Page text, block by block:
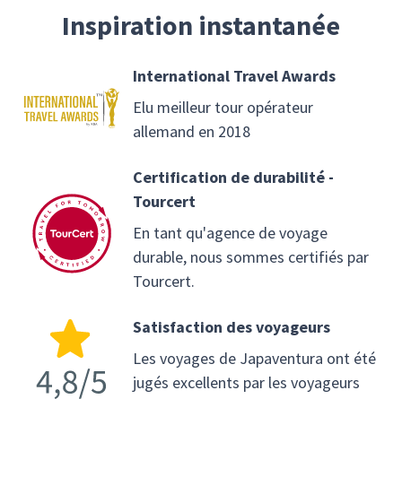
Inspiration instantanée
International Travel Awards
Elu meilleur tour opérateur
allemand en 2018
Certification de durabilité -
Tourcert
En tant qu'agence de voyage
durable, nous sommes certifiés par
Tourcert.
Satisfaction des voyageurs
Les voyages de Japaventura ont été
jugés excellents par les voyageurs